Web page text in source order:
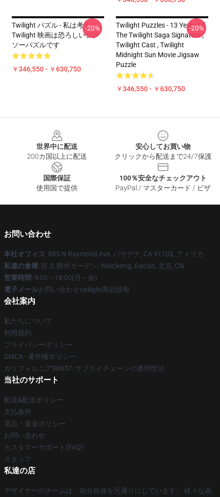
Twilight パズル - 私は考える
Twilight 映画は恐ろしいジグ
ソーパズルです
￥346,550 - ￥630,750
-20%
Twilight Puzzles - 13 Years Of
The Twilight Saga Signature ,
Twilight Cast , Twilight
Midnight Sun Movie Jigsaw
Puzzle
￥346,550 - ￥630,750
-20%
世界中に配送
200カ国以上に配送
安心してお買い物
クリックから配送まで24/7保護
国際保証
使用国で提供
100％安全なチェックアウト
PayPal / マスターカード / ビザ
お問い合わせ
本社オフィス: 885 N Raymond Ave, パサデナ, CA 91103, アメリカ
私達の倉庫: 区 3, 鄭州ガーデン, Weizikeng, Gao'an, 北京, CN
営業時間: 9:00～18:00(月～金)
電子メールお問い合わせtwilight商品情報
会社案内
私たちについて
利用規約
プライバシーポリシー
DMCA - 著作権ポリシー
カリフォルニアSB657: サプライチェーンの透明性法
当社のサポート
配送&配送ポリシー
支払条件
返品・返金ポリシー
お問い合わせ
カスタマーサポート(FAQ)
スタッフ
私達の店
デザイナーのチームは、自分自身を元通りにしています。 様々な高